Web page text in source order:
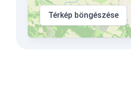
Térkép böngészése